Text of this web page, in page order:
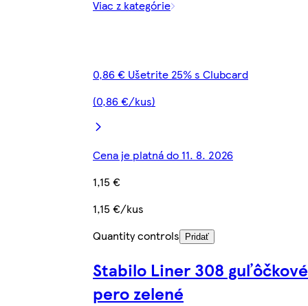
Viac z kategórie
0,86 € Ušetrite 25% s Clubcard
(0,86 €/kus)
Cena je platná do 11. 8. 2026
1,15 €
1,15 €/kus
Quantity controls
Pridať
Stabilo Liner 308 guľôčkové
pero zelené